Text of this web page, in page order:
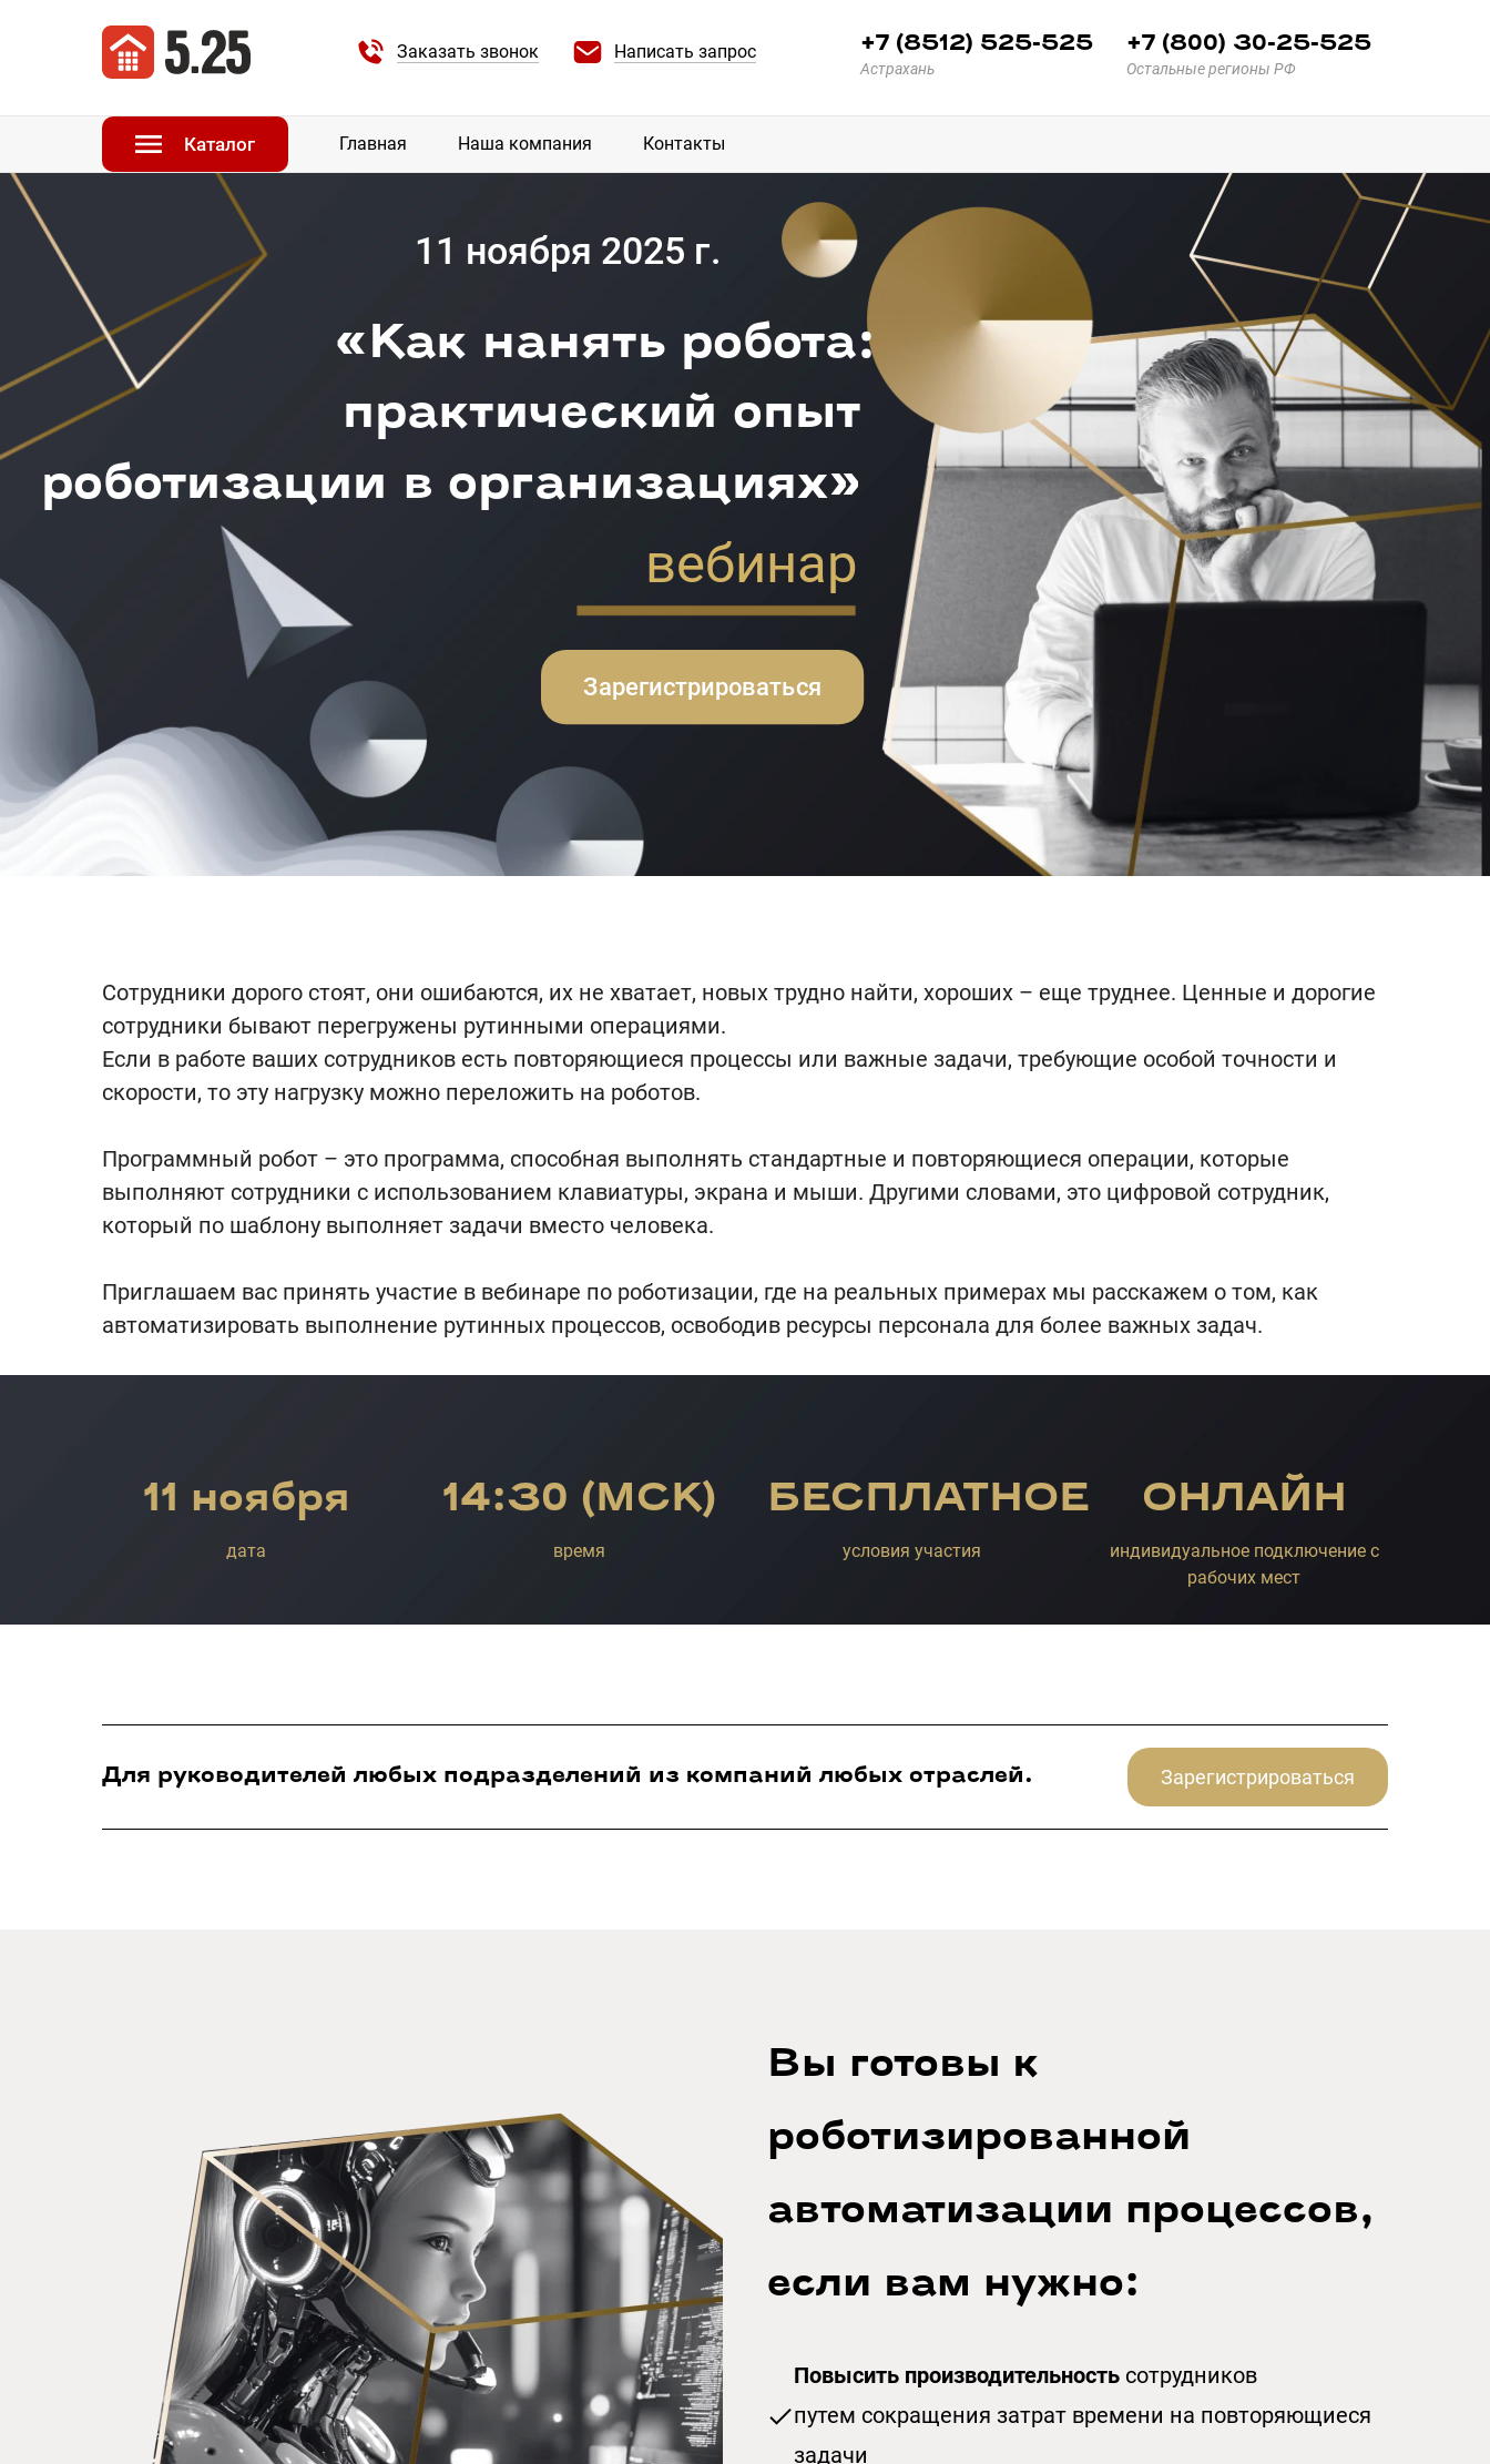
Заказать звонок Написать запрос +7 (8512) 525-525
Астрахань
+7 (800) 30-25-525
Остальные регионы РФ
Каталог Главная Наша компания Контакты
«Как нанять робота:
практический опыт
роботизации в организациях»
вебинар
11 ноября 2025 г.
Зарегистрироваться
Сотрудники дорого стоят, они ошибаются, их не хватает, новых трудно найти, хороших – еще труднее. Ценные и дорогие
сотрудники бывают перегружены рутинными операциями.
Если в работе ваших сотрудников есть повторяющиеся процессы или важные задачи, требующие особой точности и
скорости, то эту нагрузку можно переложить на роботов.
Программный робот – это программа, способная выполнять стандартные и повторяющиеся операции, которые
выполняют сотрудники с использованием клавиатуры, экрана и мыши. Другими словами, это цифровой сотрудник,
который по шаблону выполняет задачи вместо человека.
Приглашаем вас принять участие в вебинаре по роботизации, где на реальных примерах мы расскажем о том, как
автоматизировать выполнение рутинных процессов, освободив ресурсы персонала для более важных задач.
11 ноября
дата
14:30 (МСК)
время
БЕСПЛАТНОЕ
условия участия
ОНЛАЙН
индивидуальное подключение с
рабочих мест
Для руководителей любых подразделений из компаний любых отраслей. Зарегистрироваться
Вы готовы к
роботизированной
автоматизации процессов,
если вам нужно:
Повысить производительность сотрудников
путем сокращения затрат времени на повторяющиеся
задачи